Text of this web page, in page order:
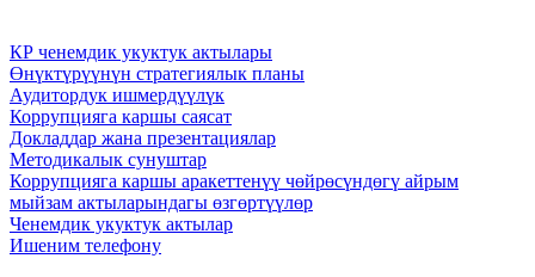
КР ченемдик укуктук актылары
Өнүктүрүүнүн стратегиялык планы
Аудитордук ишмердүүлүк
Коррупцияга каршы саясат
Докладдар жана презентациялар
Методикалык сунуштар
Коррупцияга каршы аракеттенүү чөйрөсүндөгү айрым
мыйзам актыларындагы өзгөртүүлөр
Ченемдик укуктук актылар
Ишеним телефону